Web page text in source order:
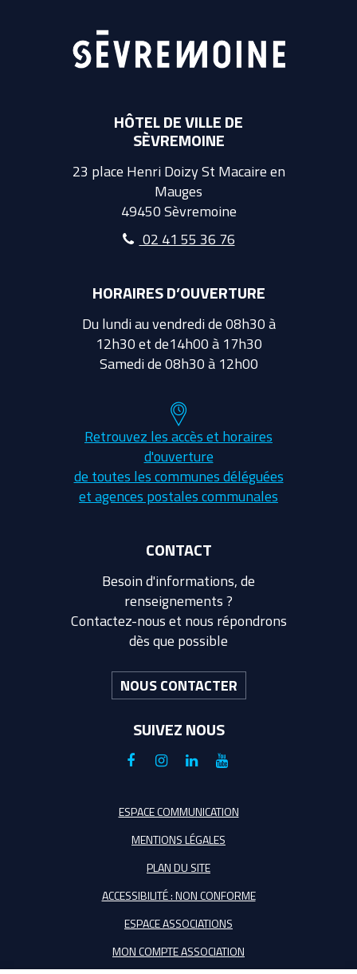
HÔTEL DE VILLE DE
SÈVREMOINE
23 place Henri Doizy St Macaire en
Mauges
49450 Sèvremoine
02 41 55 36 76
HORAIRES D’OUVERTURE
Du lundi au vendredi de 08h30 à
12h30 et de14h00 à 17h30
Samedi de 08h30 à 12h00
Retrouvez les accès et horaires
d'ouverture
de toutes les communes déléguées
et agences postales communales
CONTACT
Besoin d'informations, de
renseignements ?
Contactez-nous et nous répondrons
dès que possible
NOUS CONTACTER
SUIVEZ NOUS
Lien
le
Facebook
Lien
le
compte
Instagram
Lien
le
compte
Linkedin
Lien
la
Youtube
ESPACE COMMUNICATION
MENTIONS LÉGALES
PLAN DU SITE
ACCESSIBILITÉ : NON CONFORME
ESPACE ASSOCIATIONS
MON COMPTE ASSOCIATION